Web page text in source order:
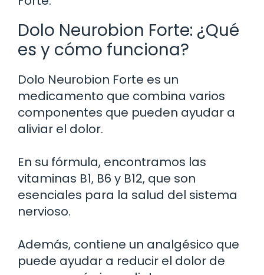
Dolo Neurobion Forte: ¿Qué
es y cómo funciona?
Dolo Neurobion Forte es un
medicamento que combina varios
componentes que pueden ayudar a
aliviar el dolor.
En su fórmula, encontramos las
vitaminas B1, B6 y B12, que son
esenciales para la salud del sistema
nervioso.
Además, contiene un analgésico que
puede ayudar a reducir el dolor de